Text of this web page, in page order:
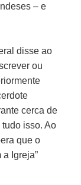
– e
disse ao
ou
cerca de
isso. Ao
que o
a Igreja”